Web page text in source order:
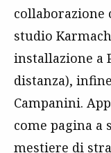
collaborazione
studio
installazione a
distanza),
Campanini.
come pagina a
mestiere di